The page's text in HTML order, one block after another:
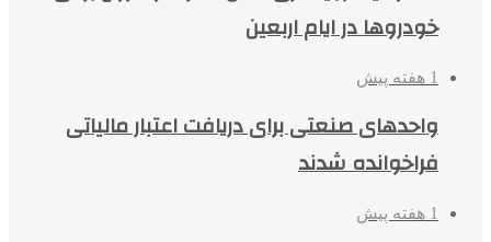
خودروها در ایام اربعین
1 هفته پیش
واحدهای صنعتی برای دریافت اعتبار مالیاتی
فراخوانده شدند
1 هفته پیش